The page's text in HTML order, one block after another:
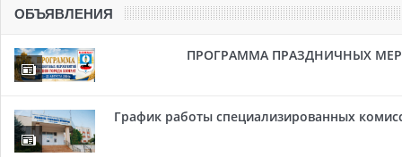
ОБЪЯВЛЕНИЯ
ПРОГРАММА ПРАЗДНИЧНЫХ
График работы специализированных